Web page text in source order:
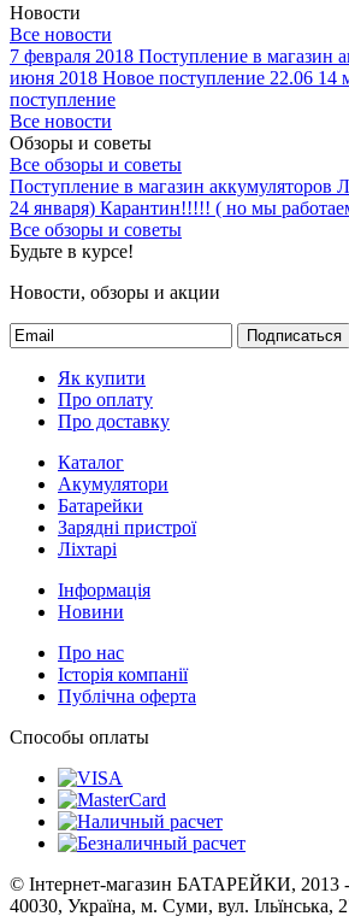
Новости
Все новости
7 февраля 2018 Поступление в магазин
июня 2018 Новое поступление 22.06 14
поступление
Все новости
Обзоры и советы
Все обзоры и советы
Поступление в магазин аккумуляторов
24 января) Карантин!!!!! ( но мы
Все обзоры и советы
Будьте в курсе!
Новости, обзоры и акции
Подписаться
Як купити
Про оплату
Про доставку
Каталог
Акумулятори
Батарейки
Зарядні пристрої
Ліхтарі
Інформація
Новини
Про нас
Історія компанії
Публічна оферта
Способы оплаты
© Інтернет-магазин БАТАРЕЙКИ, 2013
40030, Україна, м. Суми, вул. Ільїнська,